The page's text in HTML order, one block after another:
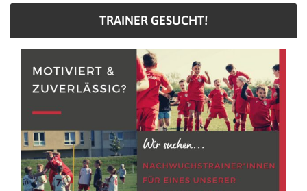
TRAINER GESUCHT!